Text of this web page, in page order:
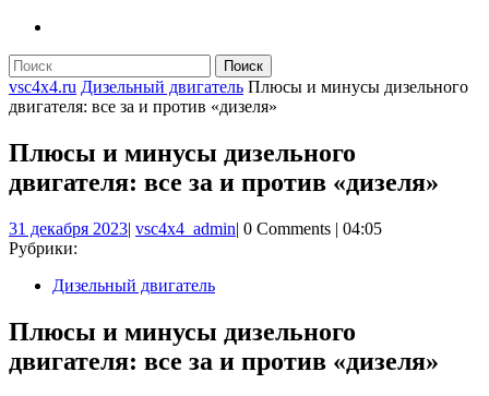
КНОПКА
Найти:
vsc4x4.ru Дизельный двигатель Плюсы и минусы дизельного
двигателя: все за и против «дизеля»
Плюсы и минусы дизельного
двигателя: все за и против «дизеля»
31 декабря 202331
| vsc4x4_adminvsc4x4_admin
| 0 Comments | 04:05
Рубрики:
Дизельный двигатель
Плюсы и минусы дизельного
двигателя: все за и против «дизеля»